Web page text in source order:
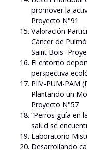
promover la
Proyecto N°91
Valoración
Cáncer de
Saint Bois-
El entorno
perspectiva
PIM-PUM-PAM
Plantando un
Proyecto N°57
“Perros guía en
salud se
Laboratorio
Desarrollando